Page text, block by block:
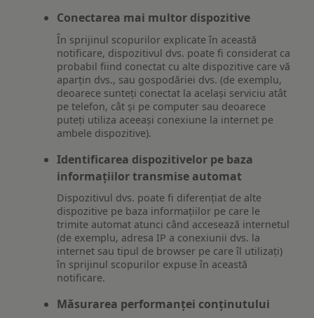
Conectarea mai multor dispozitive
În sprijinul scopurilor explicate în această
notificare, dispozitivul dvs. poate fi considerat ca
probabil fiind conectat cu alte dispozitive care vă
aparțin dvs., sau gospodăriei dvs. (de exemplu,
deoarece sunteți conectat la același serviciu atât
pe telefon, cât și pe computer sau deoarece
puteți utiliza aceeași conexiune la internet pe
ambele dispozitive).
Identificarea dispozitivelor pe baza
informațiilor transmise automat
Dispozitivul dvs. poate fi diferențiat de alte
dispozitive pe baza informațiilor pe care le
trimite automat atunci când accesează internetul
(de exemplu, adresa IP a conexiunii dvs. la
internet sau tipul de browser pe care îl utilizați)
în sprijinul scopurilor expuse în această
notificare.
Măsurarea performanței conținutului